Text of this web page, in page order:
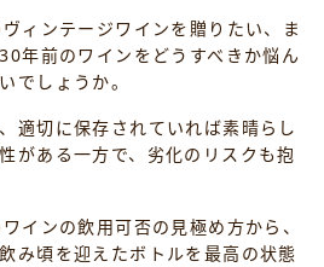
ィンテージワインを贈りたい、ま
年前のワインをどうすべきか悩ん
でしょうか。
適切に保存されていれば素晴らし
がある一方で、劣化のリスクも抱
インの飲用可否の見極め方から、
み頃を迎えたボトルを最高の状態